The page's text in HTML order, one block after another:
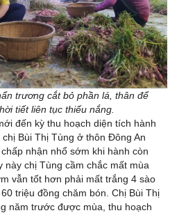
trương cắt bỏ phần lá, thân để
tiết liên tục thiếu nắng.
đến kỳ thu hoạch diện tích hành
Bùi Thị Tùng ở thôn Đông An
nhận nhổ sớm khi hành còn
này chị Tùng cầm chắc mất mùa
vẫn tốt hơn phải mất trắng 4 sào
triệu đồng chăm bón. Chị Bùi Thị
năm trước được mùa, thu hoạch